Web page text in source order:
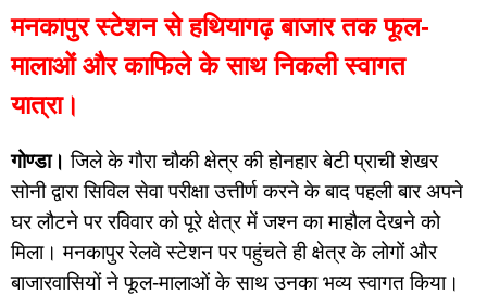
मनकापुर स्टेशन से हथियागढ़ बाजार तक फूल-
मालाओं और काफिले के साथ निकली स्वागत
यात्रा।
गोण्डा। जिले के गौरा चौकी क्षेत्र की होनहार बेटी प्राची शेखर
सोनी द्वारा सिविल सेवा परीक्षा उत्तीर्ण करने के बाद पहली बार अपने
घर लौटने पर रविवार को पूरे क्षेत्र में जश्न का माहौल देखने को
मिला। मनकापुर रेलवे स्टेशन पर पहुंचते ही क्षेत्र के लोगों और
बाजारवासियों ने फूल-मालाओं के साथ उनका भव्य स्वागत किया।